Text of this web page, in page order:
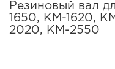
Резиновый вал
1650, KM-1620,
2020, KM-2550